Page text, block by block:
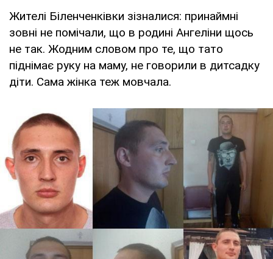
Жителі Біленченківки зізналися: принаймні
зовні не помічали, що в родині Ангеліни щось
не так. Жодним словом про те, що тато
піднімає руку на маму, не говорили в дитсадку
діти. Сама жінка теж мовчала.